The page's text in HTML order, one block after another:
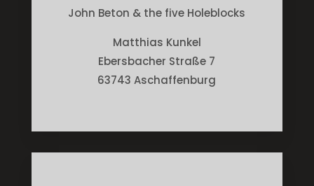
John Beton & the five Holeblocks
Matthias Kunkel
Ebersbacher Straße 7
63743 Aschaffenburg